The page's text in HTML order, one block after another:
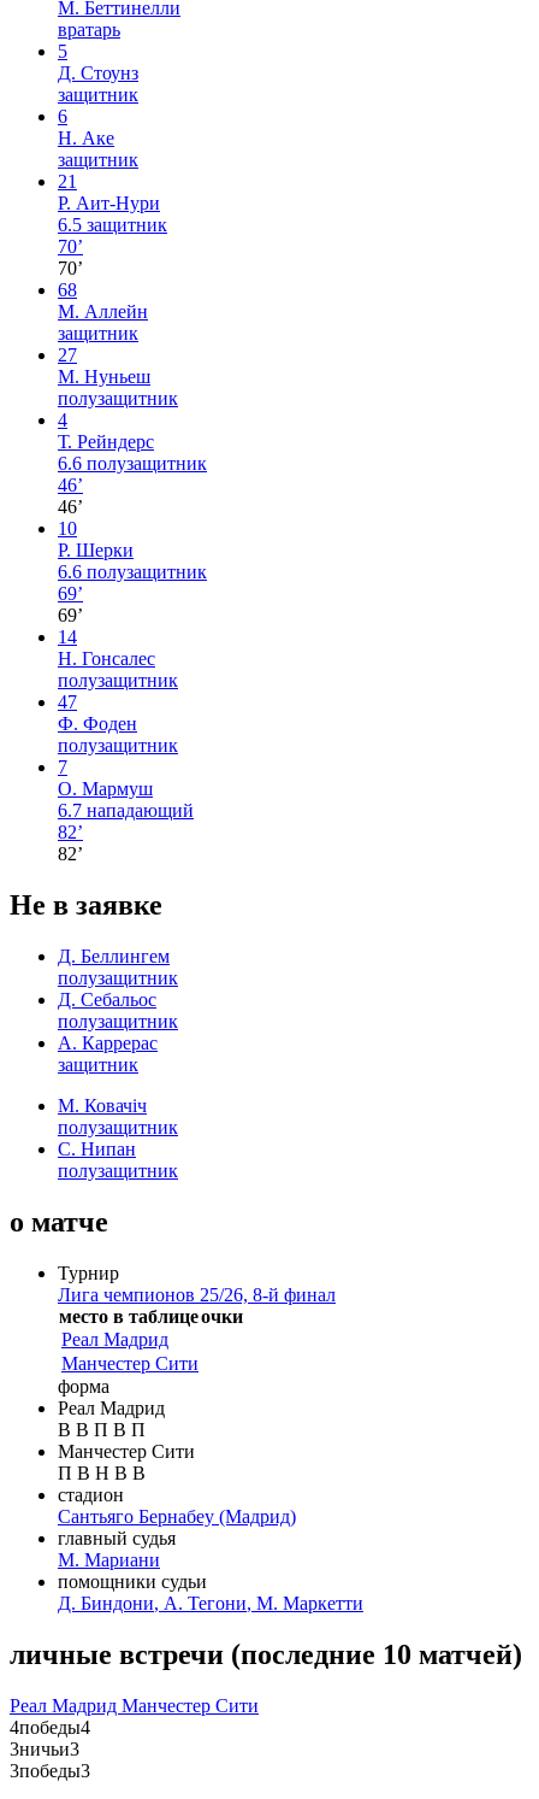
М. Беттинелли
вратарь
5
Д. Стоунз
защитник
6
Н. Аке
защитник
21
Р. Аит-Нури
6.5 защитник
70’
70’
68
М. Аллейн
защитник
27
М. Нуньеш
полузащитник
4
Т. Рейндерс
6.6 полузащитник
46’
46’
10
Р. Шерки
6.6 полузащитник
69’
69’
14
Н. Гонсалес
полузащитник
47
Ф. Фоден
полузащитник
7
О. Мармуш
6.7 нападающий
82’
82’
Не в заявке
Д. Беллингем
полузащитник
Д. Себальос
полузащитник
А. Каррерас
защитник
М. Ковачіч
полузащитник
С. Нипан
полузащитник
о матче
Турнир
Лига чемпионов 25/26, 8-й финал
место в таблицеочки
Реал Мадрид
Манчестер Сити
форма
Реал Мадрид
В В П В П
Манчестер Сити
П В Н В В
стадион
Сантьяго Бернабеу (Мадрид)
главный судья
М. Мариани
помощники судьи
Д. Биндони, А. Тегони, М. Маркетти
личные встречи (последние 10 матчей)
Реал Мадрид Манчестер Сити
4победы4
3ничьи3
3победы3